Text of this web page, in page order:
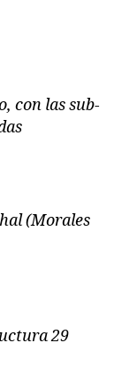
con las sub-
(Morales
29